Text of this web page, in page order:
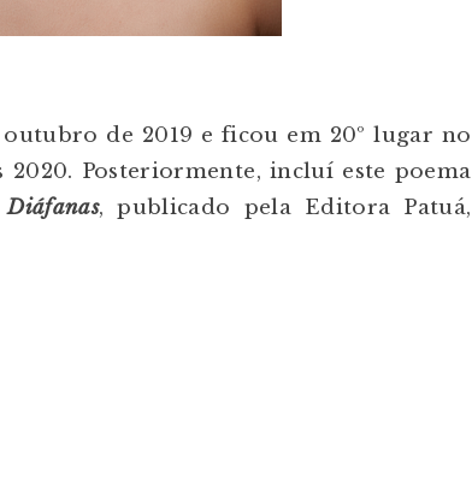
de 2019 e ficou em 20º lugar no
2020. Posteriormente, incluí este poema
, publicado pela Editora Patuá,